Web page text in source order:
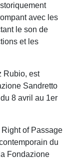
avec les
le son de
et les
Rubio, est
Sandretto
8 avril au 1er
of Passage
du
Fondazione